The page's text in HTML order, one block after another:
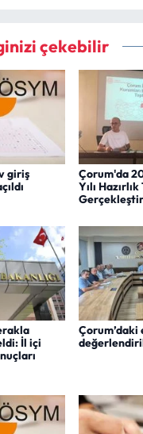
çekebilir
giriş
Çorum'da
Yılı Hazırlık
İl içi
Çorum’daki